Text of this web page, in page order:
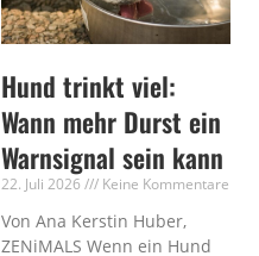
Hund trinkt viel:
Wann mehr Durst ein
Warnsignal sein kann
22. Juli 2026 Keine Kommentare
Von Ana Kerstin Huber,
ZENiMALS Wenn ein Hund